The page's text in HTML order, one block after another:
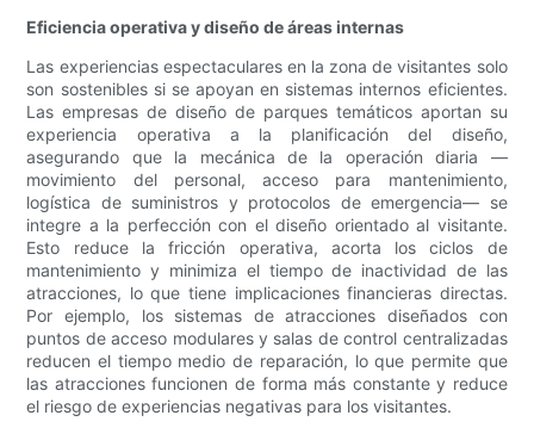
Eficiencia operativa y diseño de áreas internas
Las experiencias espectaculares en la zona de visitantes solo
son sostenibles si se apoyan en sistemas internos eficientes.
Las empresas de diseño de parques temáticos aportan su
experiencia operativa a la planificación del diseño,
asegurando que la mecánica de la operación diaria —
movimiento del personal, acceso para mantenimiento,
logística de suministros y protocolos de emergencia— se
integre a la perfección con el diseño orientado al visitante.
Esto reduce la fricción operativa, acorta los ciclos de
mantenimiento y minimiza el tiempo de inactividad de las
atracciones, lo que tiene implicaciones financieras directas.
Por ejemplo, los sistemas de atracciones diseñados con
puntos de acceso modulares y salas de control centralizadas
reducen el tiempo medio de reparación, lo que permite que
las atracciones funcionen de forma más constante y reduce
el riesgo de experiencias negativas para los visitantes.